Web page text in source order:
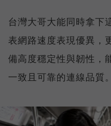
台灣大哥大能同時拿下
表網路速度表現優異，
備高度穩定性與韌性，
一致且可靠的連線品質。